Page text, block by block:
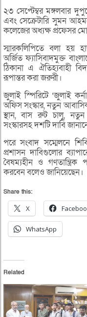
২৩ সেপ্টেম্বর মঙ্গলবার
এবং সেক্রেটারি সুমন
কলেজের অধ্যক্ষ প্রফেসর
স্মারকলিপিতে বলা হয়
অর্জিত ফ্যাসিবাদমুক্ত
ঠিকানা এ ঐতিহ্যবাহী
রূপান্তর করা জরুরী।
জুলাই স্পিরিটে ‘জুলাই
অফিস সংস্কার, নতুন আবাসিক
স্থান, বাস রুট চালু, নতুন
সংস্কারসহ দশটি দাবি
পরে সংবাদ সম্মেলনে
প্রশাসন দাবিগুলোর
বৈষম্যহীন ও গণতান্ত্রিক
করবেন বলেও জানিয়েছেন।
Share this:
X
WhatsApp
Related